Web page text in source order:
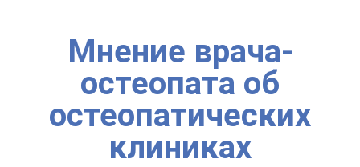
Мнение врача-
остеопата об
остеопатических
клиниках